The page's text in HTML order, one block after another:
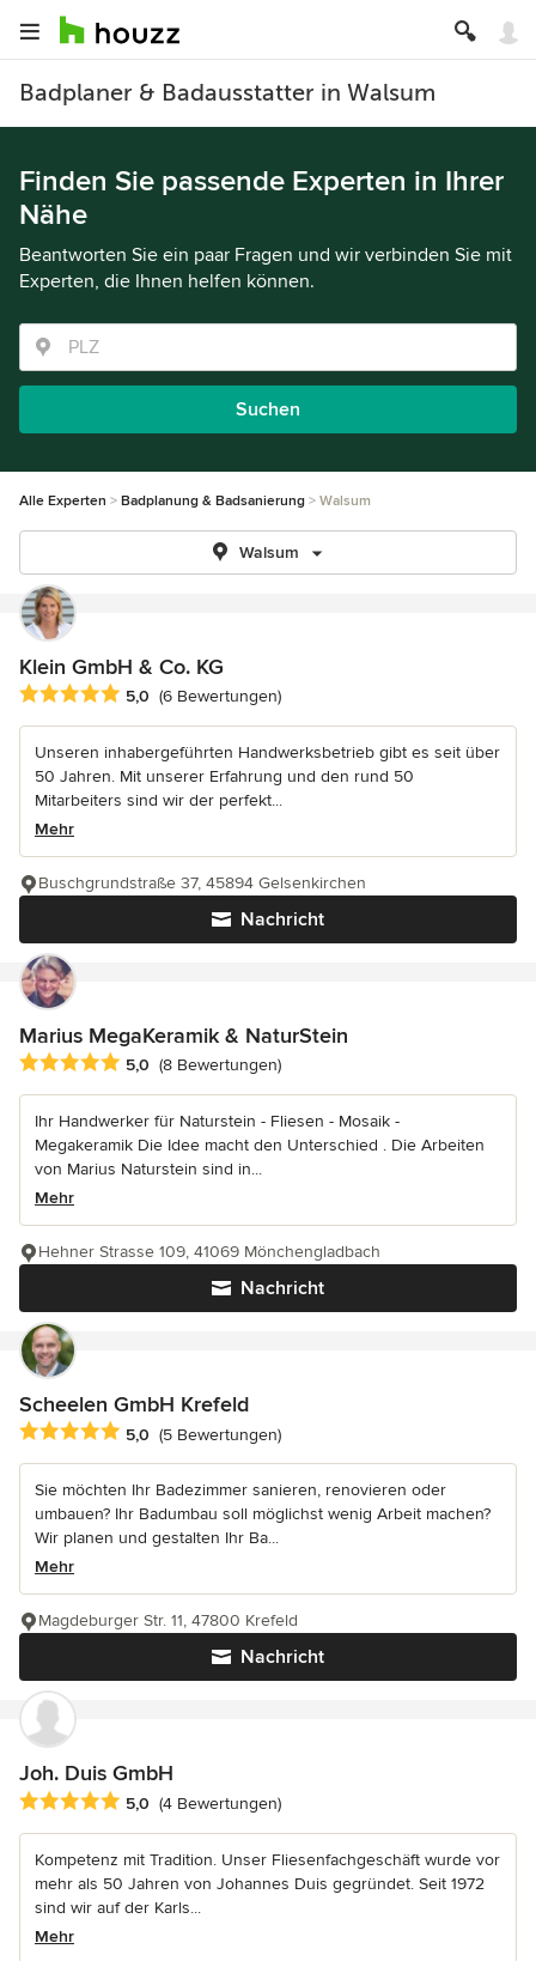
Badplaner & Badausstatter in Walsum
Finden Sie passende Experten in Ihrer
Nähe
Beantworten Sie ein paar Fragen und wir verbinden Sie mit
Experten, die Ihnen helfen können.
Suchen
Alle Experten Badplanung & Badsanierung Walsum
Walsum
Klein GmbH & Co. KG
Durchschnittliche Bewertung: 5 von 5 Sternen
5,0 (6 Bewertungen)
Unseren inhabergeführten Handwerksbetrieb gibt es seit über
50 Jahren. Mit unserer Erfahrung und den rund 50
Mitarbeiters sind wir der perfekt...
Mehr
Nachricht
Buschgrundstraße 37, 45894 Gelsenkirchen
Marius MegaKeramik & NaturStein
Durchschnittliche Bewertung: 5 von 5 Sternen
5,0 (8 Bewertungen)
Ihr Handwerker für Naturstein - Fliesen - Mosaik -
Megakeramik Die Idee macht den Unterschied . Die Arbeiten
von Marius Naturstein sind in...
Mehr
Nachricht
Hehner Strasse 109, 41069 Mönchengladbach
Scheelen GmbH Krefeld
Durchschnittliche Bewertung: 5 von 5 Sternen
5,0 (5 Bewertungen)
Sie möchten Ihr Badezimmer sanieren, renovieren oder
umbauen? Ihr Badumbau soll möglichst wenig Arbeit machen?
Wir planen und gestalten Ihr Ba...
Mehr
Nachricht
Magdeburger Str. 11, 47800 Krefeld
Joh. Duis GmbH
Durchschnittliche Bewertung: 5 von 5 Sternen
5,0 (4 Bewertungen)
Kompetenz mit Tradition. Unser Fliesenfachgeschäft wurde vor
mehr als 50 Jahren von Johannes Duis gegründet. Seit 1972
sind wir auf der Karls...
Mehr